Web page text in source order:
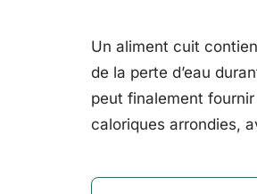
Un aliment cuit
de la perte d’eau
peut finalement
caloriques arrondies,